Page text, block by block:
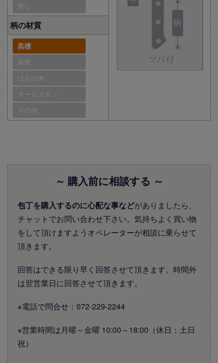
無し
柄の材質
黒檀
紫檀
ほおの木
オールステン
その他
～ 購入前に相談する ～
包丁を購入するのに心配な事などがありましたら、
チャットでお問い合わせ下さい。気持ちよく買い物
をして頂けますようオペレーターが相談に乗らせて
頂きます。
回答はできる限り早く回答させて頂きます。時間外
は翌営業日に回答させて頂きます。
※電話で問合せ：072-229-2244
※営業時間は月曜～金曜 10:00～18:00（休日：土日
祝）